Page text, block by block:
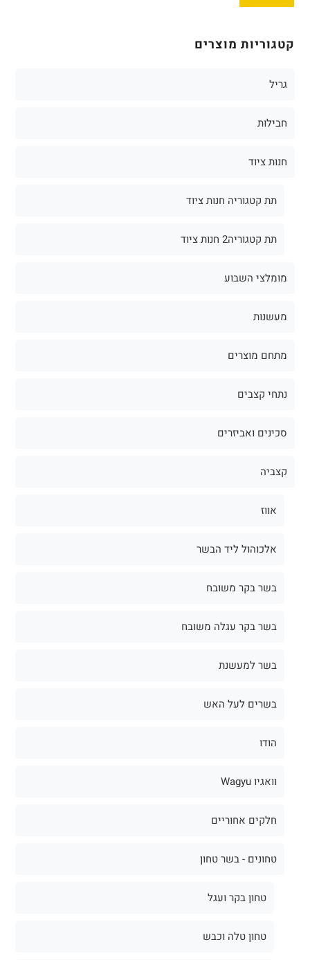
קטגוריות מוצרים
גריל
חבילות
חנות ציוד
תת קטגוריה חנות ציוד
תת קטגוריה2 חנות ציוד
מומלצי השבוע
מעשנות
מתחם מוצרים
נתחי קצבים
סכינים ואביזרים
קצביה
אווז
אלכוהול ליד הבשר
בשר בקר משובח
בשר בקר עגלה משובח
בשר למעשנת
בשרים לעל האש
הודו
וואגיו Wagyu
חלקים אחוריים
טחונים - בשר טחון
טחון בקר ועגל
טחון טלה וכבש